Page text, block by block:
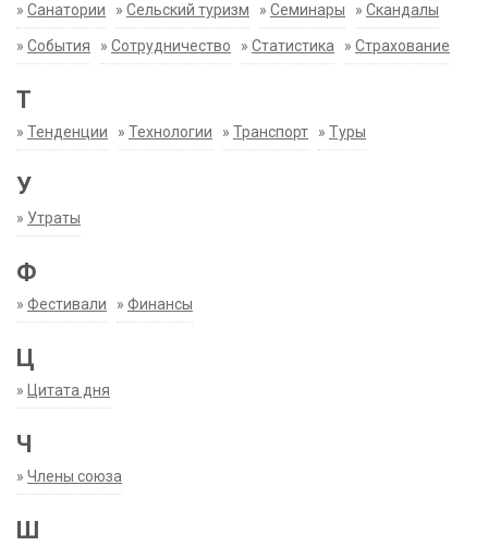
» Санатории » Сельский туризм » Семинары » Скандалы
» События » Сотрудничество » Статистика » Страхование
Т
» Тенденции » Технологии » Транспорт » Туры
У
» Утраты
Ф
» Фестивали » Финансы
Ц
» Цитата дня
Ч
» Члены союза
Ш